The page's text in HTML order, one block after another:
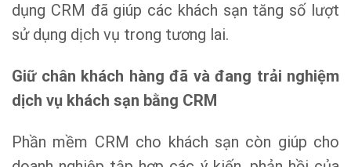
dụng CRM đã giúp các khách sạn tăng số lượt
sử dụng dịch vụ trong tương lai.
Giữ chân khách hàng đã và đang trải nghiệm
dịch vụ khách sạn bằng CRM
Phần mềm CRM cho khách sạn còn giúp cho